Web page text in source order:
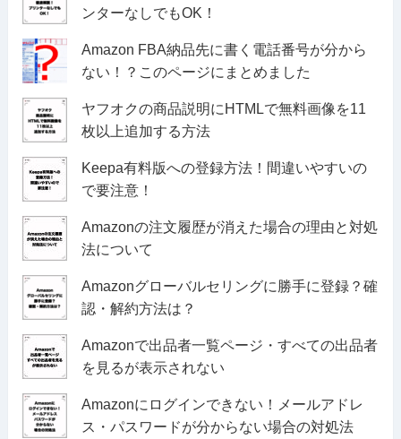
ンターなしでもOK！
Amazon FBA納品先に書く電話番号が分から
ない！？このページにまとめました
ヤフオクの商品説明にHTMLで無料画像を11
枚以上追加する方法
Keepa有料版への登録方法！間違いやすいの
で要注意！
Amazonの注文履歴が消えた場合の理由と対処
法について
Amazonグローバルセリングに勝手に登録？確
認・解約方法は？
Amazonで出品者一覧ページ・すべての出品者
を見るが表示されない
Amazonにログインできない！メールアドレ
ス・パスワードが分からない場合の対処法